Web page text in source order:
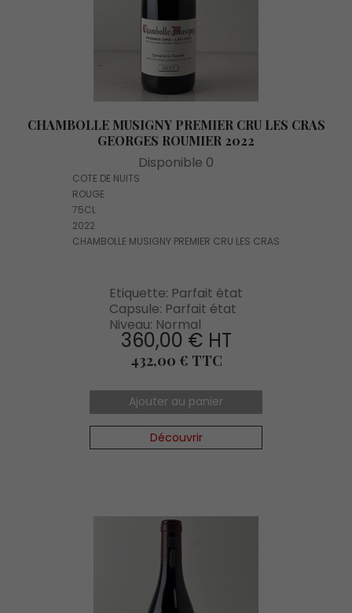
CHAMBOLLE MUSIGNY PREMIER CRU LES CRAS
GEORGES ROUMIER 2022
Disponible 0
COTE DE NUITS
ROUGE
75CL
2022
CHAMBOLLE MUSIGNY PREMIER CRU LES CRAS
Etiquette: Parfait état
Capsule: Parfait état
Niveau: Normal
360,00 € HT
Prix
432,00 € TTC
Ajouter au panier
Découvrir